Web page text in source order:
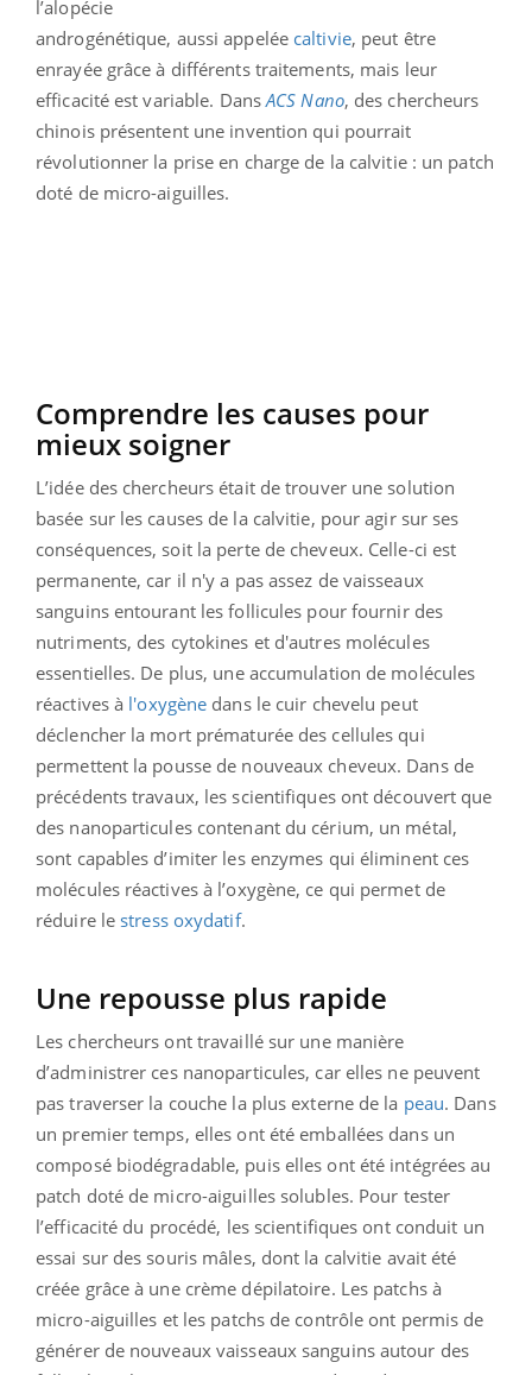
l’alopécie
androgénétique, aussi appelée caltivie, peut être
enrayée grâce à différents traitements, mais leur
efficacité est variable. DansACS Nano, des chercheurs
chinois présentent une invention qui pourrait
révolutionner la prise en charge de la calvitie : un patch
doté de micro-aiguilles.
Comprendre les causes pour
mieux soigner
L’idée des chercheurs était de trouver une solution
basée sur les causes de la calvitie, pour agir sur ses
conséquences, soit la perte de cheveux. Celle-ci est
permanente, car il n'y a pas assez de vaisseaux
sanguins entourant les follicules pour fournir des
nutriments, des cytokines et d'autres molécules
essentielles. De plus, une accumulation de molécules
réactives à l'oxygène dans le cuir chevelu peut
déclencher la mort prématurée des cellules qui
permettent la pousse de nouveaux cheveux. Dans de
précédents travaux, les scientifiques ont découvert que
des nanoparticules contenant du cérium, un métal,
sont capables d’imiter les enzymes qui éliminent ces
molécules réactives à l’oxygène, ce qui permet de
réduire lestress oxydatif.
Une repousse plus rapide
Les chercheurs ont travaillé sur une manière
d’administrer ces nanoparticules, car elles ne peuvent
pas traverser la couche la plus externe de la peau. Dans
un premier temps, elles ont été emballées dans un
composé biodégradable, puis elles ont été intégrées au
patch doté de micro-aiguilles solubles. Pour tester
l’efficacité du procédé, les scientifiques ont conduit un
essai sur des souris mâles, dont la calvitie avait été
créée grâce à une crème dépilatoire. Les patchs à
micro-aiguilles et les patchs de contrôle ont permis de
générer de nouveaux vaisseaux sanguins autour des